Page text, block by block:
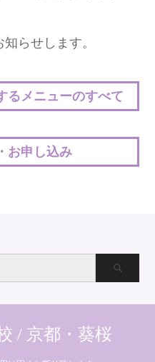
らせします。
るメニューのすべて
お申し込み
/ 京都・葵桜